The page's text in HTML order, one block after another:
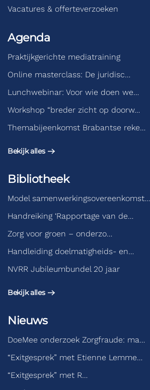
Vacatures & offerteverzoeken
Agenda
Praktijkgerichte mediatraining
Online masterclass: De juridisc…
Lunchwebinar: Voor wie doen we…
Workshop “breder zicht op doorw…
Themabijeenkomst Brabantse reke…
Bekijk alles
Bibliotheek
Model samenwerkingsovereenkomst…
Handreiking ‘Rapportage van de…
Zorg voor groen – onderzo…
Handleiding doelmatigheids- en…
NVRR Jubileumbundel 20 jaar
Bekijk alles
Nieuws
DoeMee onderzoek Zorgfraude: ma…
“Exitgesprek” met Etienne Lemme…
“Exitgesprek” met R…